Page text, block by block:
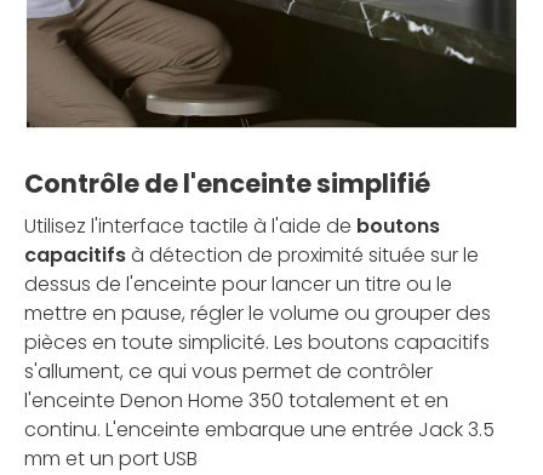
Contrôle de l'enceinte simplifié
Utilisez l'interface tactile à l'aide de boutons
capacitifsà détection de proximité située sur le
dessus de l'enceinte pour lancer un titre ou le
mettre en pause, régler le volume ou grouper des
pièces en toute simplicité. Les boutons capacitifs
s'allument, ce qui vous permet de contrôler
l'enceinte Denon Home 350 totalement et en
continu. L'enceinte embarque une entrée Jack 3.5
mm et un port USB